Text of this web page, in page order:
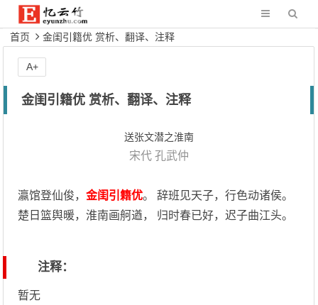
首页 金闺引籍优 赏析、翻译、注释
金闺引籍优 赏析、翻译、注释
送张文潜之淮南
宋代 孔武仲
瀛馆登仙俊，金闺引籍优。 辞班见天子，行色动诸侯。
楚日篮舆暖，淮南画舸遒， 归时春已好，迟子曲江头。
注释：
暂无
A+